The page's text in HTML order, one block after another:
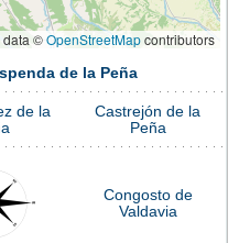
data ©OpenStreetMapcontributors
de la Peña
de la
Castrejón de la
Peña
Congosto de
Valdavia